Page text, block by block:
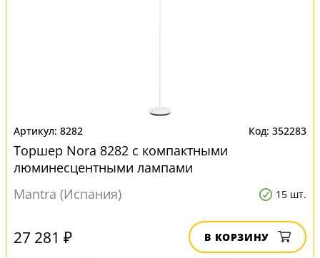
8282 352283
Торшер Nora 8282 с компактными
люминесцентными лампами
Mantra (Испания)
15 шт.
27 281 ₽ В КОРЗИНУ